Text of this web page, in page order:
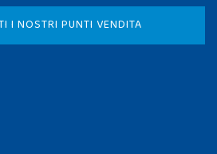
I NOSTRI PUNTI VENDITA